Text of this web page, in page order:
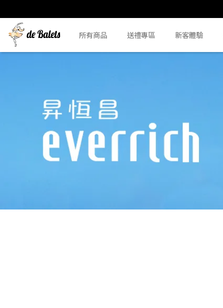
所有商品 送禮專區 新客體驗